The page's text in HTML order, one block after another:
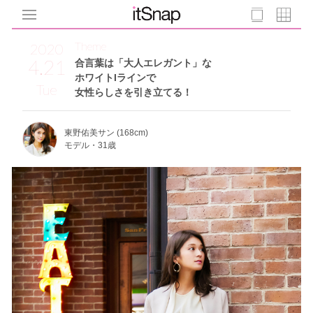
4.21
Tue
合言葉は「大人エレガント」な
ホワイトIラインで
女性らしさを引き立てる！
Theme
東野佑美サン (168cm)
モデル・31歳